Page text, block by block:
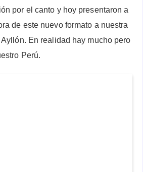
por el canto y hoy presentaron a
de este nuevo formato a nuestra
En realidad hay mucho pero
Perú.